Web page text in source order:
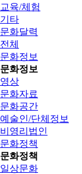
교육/체험
기타
문화달력
전체
문화정보
문화정보
영상
문화자료
문화공간
예술인/단체정보
비영리법인
문화정책
문화정책
일상문화